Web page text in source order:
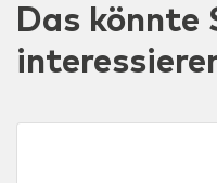
Das könnte